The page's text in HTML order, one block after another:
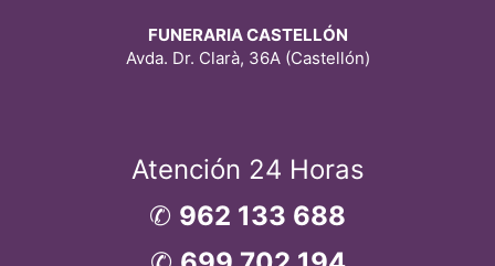
FUNERARIA CASTELLÓN
Avda. Dr. Clarà, 36A (Castellón)
Atención 24 Horas
✆ 962 133 688